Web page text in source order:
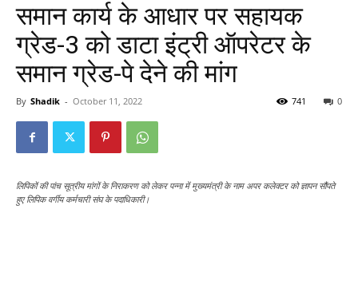
समान कार्य के आधार पर सहायक
ग्रेड-3 को डाटा इंट्री ऑपरेटर के
समान ग्रेड-पे देने की मांग
By Shadik - October 11, 2022 0
741
लिपिकों की पांच सूत्रीय मांगों के निराकरण को लेकर पन्ना में मुख्यमंत्री के नाम अपर कलेक्टर को ज्ञापन सौंपते
हुए लिपिक वर्गीय कर्मचारी संघ के पदाधिकारी।